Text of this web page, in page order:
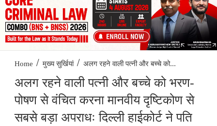
Home / मुख्य सुर्खियां / अलग रहने वाली पत्नी और बच्चे को...
अलग रहने वाली पत्नी और बच्चे को भरण-
पोषण से वंचित करना मानवीय दृष्टिकोण से
सबसे बड़ा अपराधः दिल्ली हाईकोर्ट ने पति